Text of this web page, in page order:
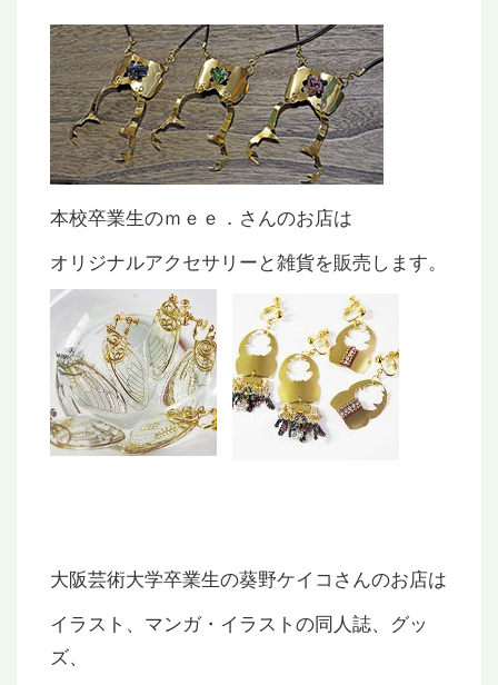
本校卒業生のｍｅｅ．さんのお店は
オリジナルアクセサリーと雑貨を販売します。
大阪芸術大学卒業生の葵野ケイコさんのお店は
イラスト、マンガ・イラストの同人誌、グッ
ズ、